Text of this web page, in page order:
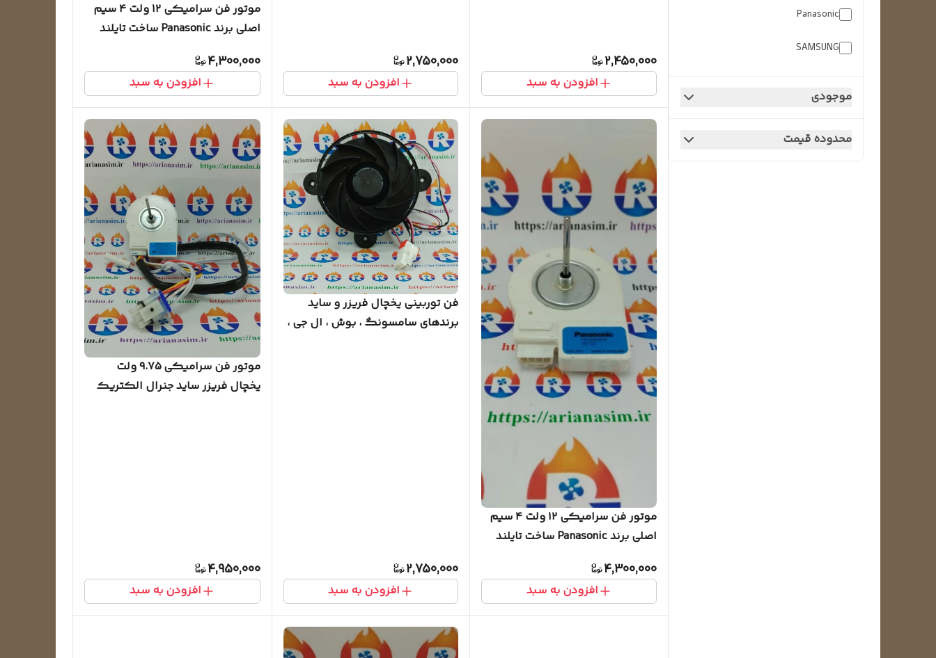
Panasonic
SAMSUNG
موجودی
محدوده قیمت
2,450,000
افزودن به سبد
2,750,000
افزودن به سبد
موتور فن سرامیکی ۱۲ ولت ۴ سیم
اصلی برند Panasonic ساخت تایلند
4,300,000
افزودن به سبد
موتور فن سرامیکی ۱۲ ولت ۴ سیم
اصلی برند Panasonic ساخت تایلند
4,300,000
افزودن به سبد
فن توربینی یخچال فریزر و ساید
برندهای سامسونگ ، بوش ، ال جی ،
2,750,000
افزودن به سبد
موتور فن سرامیکی ۹.۷۵ ولت
یخچال فریزر ساید جنرال الکتریک
4,950,000
افزودن به سبد